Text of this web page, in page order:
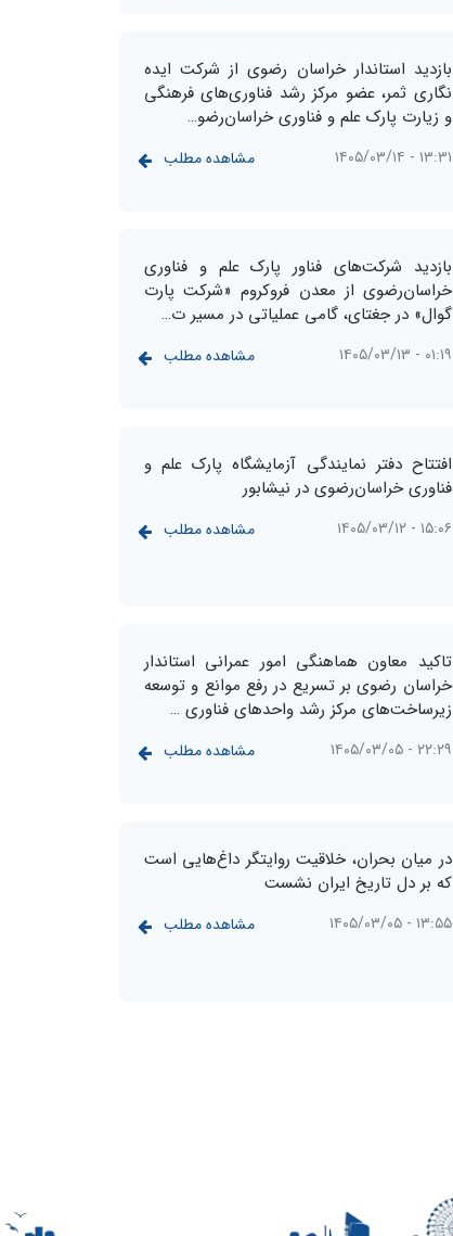
بازدید استاندار خراسان رضوی از شرکت ایده
نگاری ثمر، عضو مرکز رشد فناوری‌های فرهنگی
و زیارت پارک علم و فناوری خراسان‌رضو…
۱۳:۳۱ - ۱۴۰۵/۰۳/۱۴ مشاهده مطلب
بازدید شرکت‌های فناور پار‌ک‌ علم و فناوری
خراسان‌رضوی از معدن فروکروم «شرکت پارت
گوال» در جغتای، گامی عملیاتی در مسیر ت…
۰۱:۱۹ - ۱۴۰۵/۰۳/۱۳ مشاهده مطلب
افتتاح دفتر نمایندگی آزمایشگاه پارک علم و
فناوری خراسان‌رضوی در نیشابور
۱۵:۰۶ - ۱۴۰۵/۰۳/۱۲ مشاهده مطلب
تاکید معاون هماهنگی امور عمرانی استاندار
خراسان رضوی بر تسریع در رفع موانع و توسعه
زیرساخت‌های مرکز رشد واحدهای فناوری …
۲۲:۲۹ - ۱۴۰۵/۰۳/۰۵ مشاهده مطلب
در میان بحران، خلاقیت روایتگر داغ‌هایی است
که بر دل تاریخ ایران نشست
۱۳:۵۵ - ۱۴۰۵/۰۳/۰۵ مشاهده مطلب